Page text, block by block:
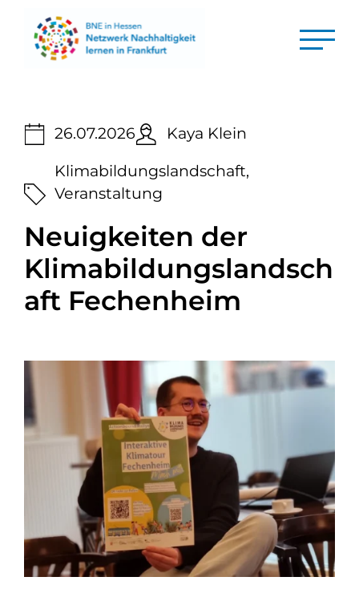
26.07.2026 Kaya Klein
Klimabildungslandschaft,
Veranstaltung
Neuigkeiten der
Klimabildungslandsch
aft Fechenheim